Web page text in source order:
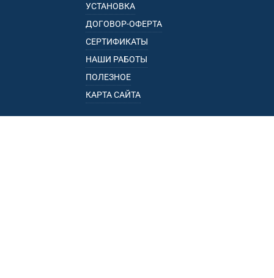
УСТАНОВКА
ДОГОВОР-ОФЕРТА
СЕРТИФИКАТЫ
НАШИ РАБОТЫ
ПОЛЕЗНОЕ
КАРТА САЙТА